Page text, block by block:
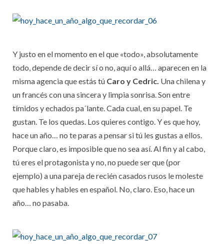
Y justo en el momento en el que «todo», absolutamente
todo, depende de decir sí o no, aquí o allá… aparecen en la
misma agencia que estás tú Caro y Cedric. Una chilena y
un francés con una sincera y limpia sonrisa. Son entre
tímidos y echados pa´lante. Cada cual, en su papel. Te
gustan. Te los quedas. Los quieres contigo. Y es que hoy,
hace un año… no te paras a pensar si tú les gustas a ellos.
Porque claro, es imposible que no sea así. Al fin y al cabo,
tú eres el protagonista y no, no puede ser que (por
ejemplo) a una pareja de recién casados rusos le moleste
que hables y hables en español. No, claro. Eso, hace un
año… no pasaba.